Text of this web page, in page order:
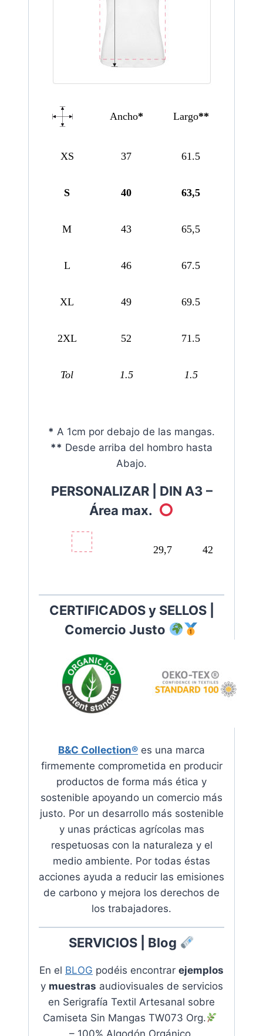
Ancho* Largo**
XS 37 61.5
S 40 63,5
M 43 65,5
L 46 67.5
XL 49 69.5
2XL 52 71.5
Tol 1.5 1.5
* A 1cm por debajo de las mangas.
** Desde arriba del hombro hasta
Abajo.
PERSONALIZAR | DIN A3 –
Área max.
29,7 42
CERTIFICADOS y SELLOS |
Comercio Justo
B&C Collection® es una marca
firmemente comprometida en producir
productos de forma más ética y
sostenible apoyando un comercio más
justo. Por un desarrollo más sostenible
y unas prácticas agrícolas mas
respetuosas con la naturaleza y el
medio ambiente. Por todas éstas
acciones ayuda a reducir las emisiones
de carbono y mejora los derechos de
los trabajadores.
SERVICIOS | Blog
En el BLOG podéis encontrar ejemplos
y muestras audiovisuales de servicios
en Serigrafía Textil Artesanal sobre
Camiseta Sin Mangas TW073 Org.
– 100% Algodón Orgánico.